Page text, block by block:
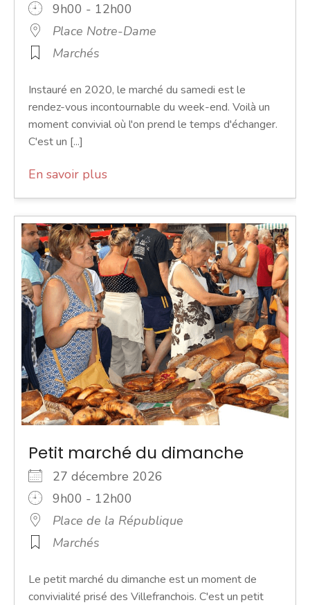
9h00 - 12h00
Place Notre-Dame
Marchés
Instauré en 2020, le marché du samedi est le
rendez-vous incontournable du week-end. Voilà un
moment convivial où l'on prend le temps d'échanger.
C'est un [...]
En savoir plus
Petit marché du dimanche
27 décembre 2026
9h00 - 12h00
Place de la République
Marchés
Le petit marché du dimanche est un moment de
convivialité prisé des Villefranchois. C'est un petit